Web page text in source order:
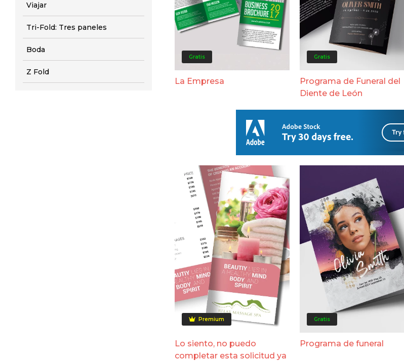
Viajar
Tri-Fold: Tres paneles
Boda
Z Fold
Gratis
La Empresa
Gratis
Programa de Funeral del
Diente de León
Premium
Lo siento, no puedo
completar esta solicitud ya
Gratis
Programa de funeral